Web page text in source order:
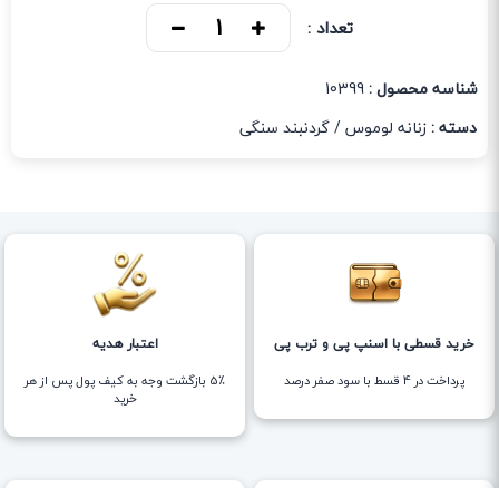
تعداد :
شناسه محصول :10399
دسته :زنانه لوموس/گردنبند سنگی
خرید قسطی با اسنپ پی و ترب پی
پرداخت در 4 قسط با سود صفر درصد
اعتبار هدیه
5٪ بازگشت وجه به کیف پول پس از هر
خرید